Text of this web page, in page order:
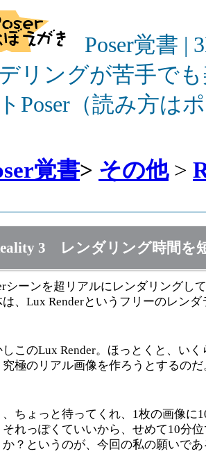
Poser覚書 |
リングが苦手で
Poser（読み方は
覚書> その他 >
3 レンダリング時間を
シーンを超リアルにレンダリングし
、Lux Renderというフリーのレンダ
しこのLux Render。ほっとくと、い
究極のリアル画像を作ろうとするのだ
、ちょっと待ってくれ、1枚の画像に
それっぽくていいから、せめて10分
か？というのが、今回の私の願いであ